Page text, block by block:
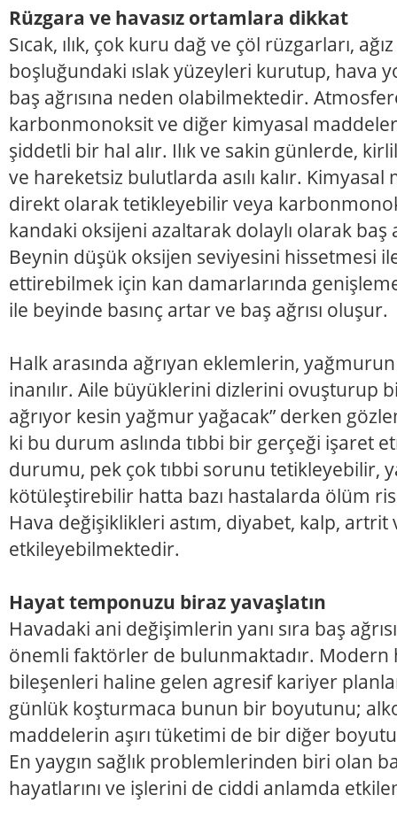
Rüzgara ve havasız ortamlara dikkat
Sıcak, ılık, çok kuru dağ ve çöl rüzgarları,
boşluğundaki ıslak yüzeyleri kurutup, hava
baş ağrısına neden olabilmektedir.
karbonmonoksit ve diğer kimyasal
şiddetli bir hal alır. Ilık ve sakin günlerde,
ve hareketsiz bulutlarda asılı kalır. Kimyasal
direkt olarak tetikleyebilir veya
kandaki oksijeni azaltarak dolaylı olarak baş
Beynin düşük oksijen seviyesini hissetmesi
ettirebilmek için kan damarlarında
ile beyinde basınç artar ve baş ağrısı oluşur.
Halk arasında ağrıyan eklemlerin,
inanılır. Aile büyüklerini dizlerini ovuşturup
ağrıyor kesin yağmur yağacak” derken
ki bu durum aslında tıbbi bir gerçeği işaret
durumu, pek çok tıbbi sorunu tetikleyebilir,
kötüleştirebilir hatta bazı hastalarda ölüm
Hava değişiklikleri astım, diyabet, kalp, artrit
etkileyebilmektedir.
Hayat temponuzu biraz yavaşlatın
Havadaki ani değişimlerin yanı sıra baş
önemli faktörler de bulunmaktadır. Modern
bileşenleri haline gelen agresif kariyer
günlük koşturmaca bunun bir boyutunu;
maddelerin aşırı tüketimi de bir diğer
En yaygın sağlık problemlerinden biri olan
hayatlarını ve işlerini de ciddi anlamda